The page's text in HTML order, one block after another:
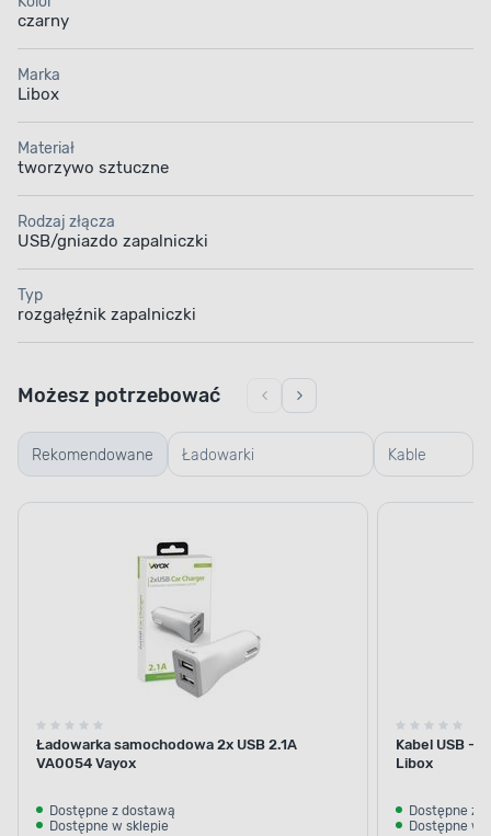
czarny
Marka
Libox
Materiał
tworzywo sztuczne
Rodzaj złącza
USB/gniazdo zapalniczki
Typ
rozgałęźnik zapalniczki
Rekomendowane Ładowarki
samochodowe
Kable
USB
Możesz potrzebować
Ładowarka samochodowa 2x USB 2.1A
VA0054 Vayox
Dostępne z dostawą
Dostępne w sklepie
Kabel USB -
Libox
Dostępne z
Dostępne w